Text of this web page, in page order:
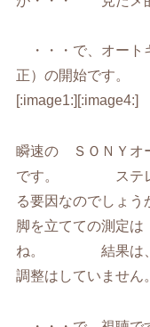
・・・で、オート
正）の開始です。
[:image1:][:image4:]
瞬速の ＳＯＮＹオ
です。 ステレオ
る要因なのでしょ
脚を立てての測定
ね。 結果は、
調整はしていません。